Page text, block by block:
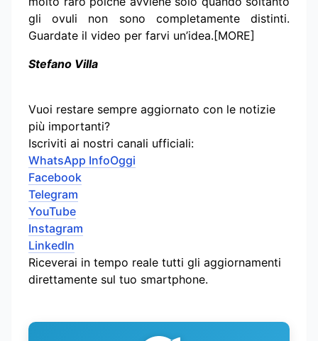
gli ovuli non sono completamente distinti.
Guardate il video per farvi un’idea.[MORE]
Stefano Villa
Vuoi restare sempre aggiornato con le notizie
più importanti?
Iscriviti ai nostri canali ufficiali:
WhatsApp InfoOggi
Facebook
Telegram
YouTube
Instagram
LinkedIn
Riceverai in tempo reale tutti gli aggiornamenti
direttamente sul tuo smartphone.